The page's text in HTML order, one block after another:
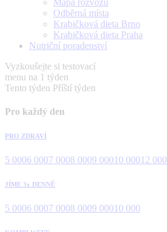
Mapa rozvozu
Odběrná místa
Krabičková dieta Brno
Krabičková dieta Praha
Nutriční poradenství
Vyzkoušejte si testovací
menu na 1 týden
Tento týden Příští týden
Pro každý den
PRO ZDRAVÍ
5 0006 0007 0008 0009 00010 00012 000
JÍME 3x DENNĚ
5 0006 0007 0008 0009 00010 000